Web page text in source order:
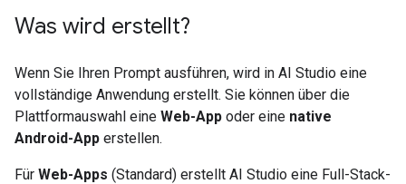
Was wird erstellt?
Wenn Sie Ihren Prompt ausführen, wird in AI Studio eine
vollständige Anwendung erstellt. Sie können über die
Plattformauswahl eine Web-App oder eine native
Android-App erstellen.
Für Web-Apps (Standard) erstellt AI Studio eine Full-Stack-